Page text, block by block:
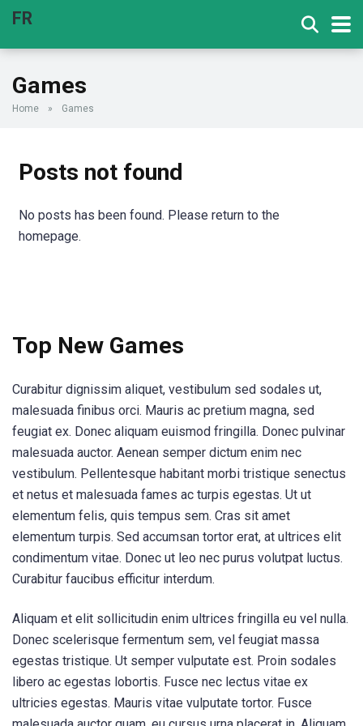
FR
Games
Home » Games
Posts not found
No posts has been found. Please return to the
homepage.
Top New Games
Curabitur dignissim aliquet, vestibulum sed sodales ut,
malesuada finibus orci. Mauris ac pretium magna, sed
feugiat ex. Donec aliquam euismod fringilla. Donec pulvinar
malesuada auctor. Aenean semper dictum enim nec
vestibulum. Pellentesque habitant morbi tristique senectus
et netus et malesuada fames ac turpis egestas. Ut ut
elementum felis, quis tempus sem. Cras sit amet
elementum turpis. Sed accumsan tortor erat, at ultrices elit
condimentum vitae. Donec ut leo nec purus volutpat luctus.
Curabitur faucibus efficitur interdum.
Aliquam et elit sollicitudin enim ultrices fringilla eu vel nulla.
Donec scelerisque fermentum sem, vel feugiat massa
egestas tristique. Ut semper vulputate est. Proin sodales
libero ac egestas lobortis. Fusce nec lectus vitae ex
ultricies egestas. Mauris vitae vulputate tortor. Fusce